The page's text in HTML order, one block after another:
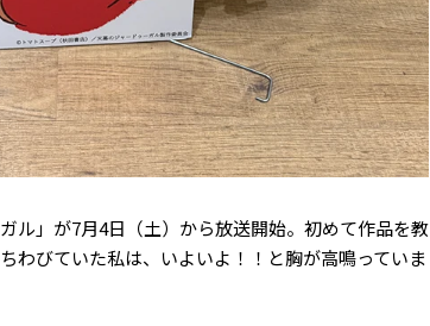
ル」が7月4日（土）から放送開始。初めて作品を教
わびていた私は、いよいよ！！と胸が高鳴っていま